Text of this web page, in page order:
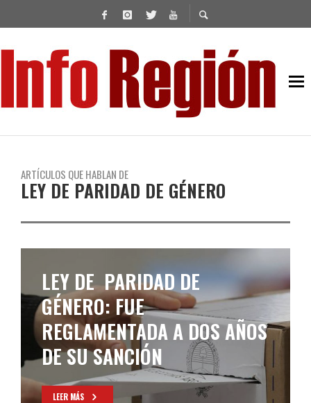
ARTÍCULOS QUE HABLAN DE
LEY DE PARIDAD DE GÉNERO
LEY DE PARIDAD DE
GÉNERO: FUE
REGLAMENTADA A DOS AÑOS
DE SU SANCIÓN
LEER MÁS